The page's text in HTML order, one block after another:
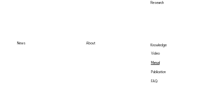
Research
News About
Knowledge
Video
Manual
Publication
FAQ